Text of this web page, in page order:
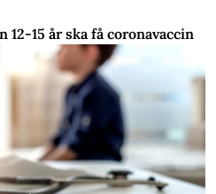
12-15 år ska få coronavaccin